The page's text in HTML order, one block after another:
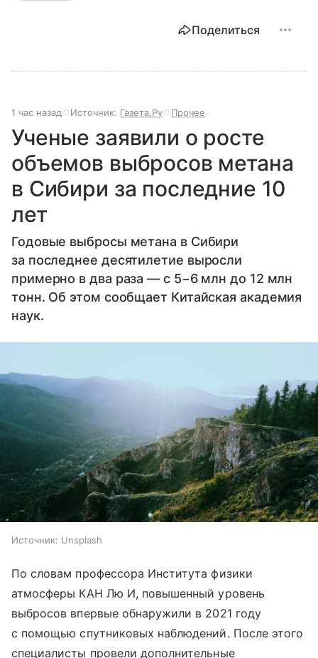
Поделиться
1 час назад Источник: Газета.Ру Прочее
Ученые заявили о росте
объемов выбросов метана
в Сибири за последние 10
лет
Годовые выбросы метана в Сибири
за последнее десятилетие выросли
примерно в два раза — с 5−6 млн до 12 млн
тонн. Об этом сообщает Китайская академия
наук.
Источник: Unsplash
По словам профессора Института физики
атмосферы КАН Лю И, повышенный уровень
выбросов впервые обнаружили в 2021 году
с помощью спутниковых наблюдений. После этого
специалисты провели дополнительные